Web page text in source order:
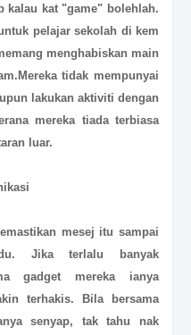
kalau kat "game" bolehlah.
pelajar sekolah di kem
menghabiskan main
tidak mempunyai
lakukan aktiviti dengan
mereka tiada terbiasa
luar.
mesej itu sampai
Jika terlalu banyak
gadget mereka ianya
terhakis. Bila bersama
senyap, tak tahu nak